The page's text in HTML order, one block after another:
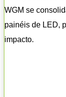
WGM se
painéis de LED,
impacto.